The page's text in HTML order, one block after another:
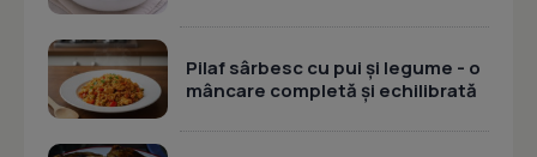
Pilaf sârbesc cu pui și legume - o
mâncare completă și echilibrată